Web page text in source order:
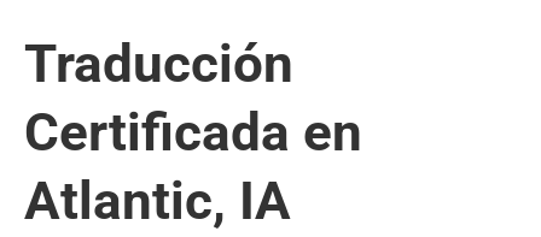
Traducción
Certificada en
Atlantic, IA